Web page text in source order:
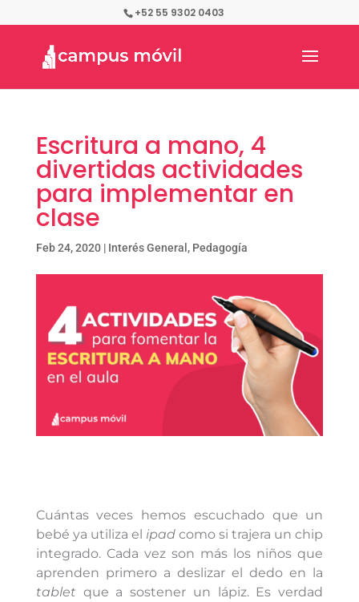
+52 55 9302 0403
Escritura a mano, 4
divertidas actividades
para implementar en
clase
Feb 24, 2020| Interés General , Pedagogía
Cuántas veces hemos escuchado que un
bebé ya utiliza el ipadcomo si trajera un chip
integrado. Cada vez son más los niños que
aprenden primero a deslizar el dedo en la
tablet que a sostener un lápiz. Es verdad